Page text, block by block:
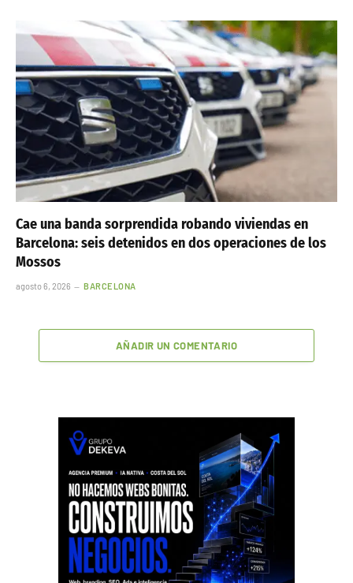
Cae una banda sorprendida robando viviendas en
Barcelona: seis detenidos en dos operaciones de los
Mossos
agosto 6, 2026 BARCELONA
AÑADIR UN COMENTARIO